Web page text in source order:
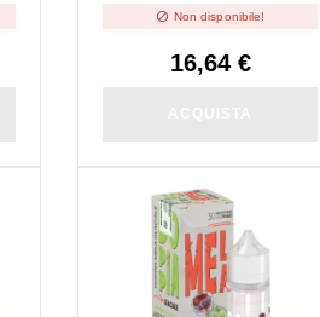
 Non disponibile!
16,64 €
NON DISPONIBILE